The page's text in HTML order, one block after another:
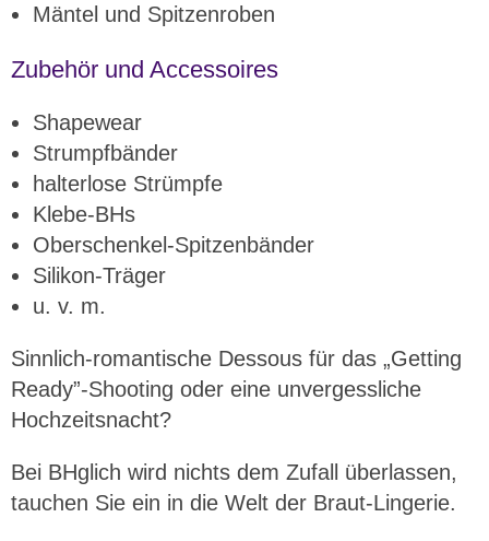
Mäntel und Spitzenroben
Zubehör und Accessoires
Shapewear
Strumpfbänder
halterlose Strümpfe
Klebe-BHs
Oberschenkel-Spitzenbänder
Silikon-Träger
u. v. m.
Sinnlich-romantische Dessous für das „Getting
Ready”-Shooting oder eine unvergessliche
Hochzeitsnacht?
Bei BHglich wird nichts dem Zufall überlassen,
tauchen Sie ein in die Welt der Braut-Lingerie.